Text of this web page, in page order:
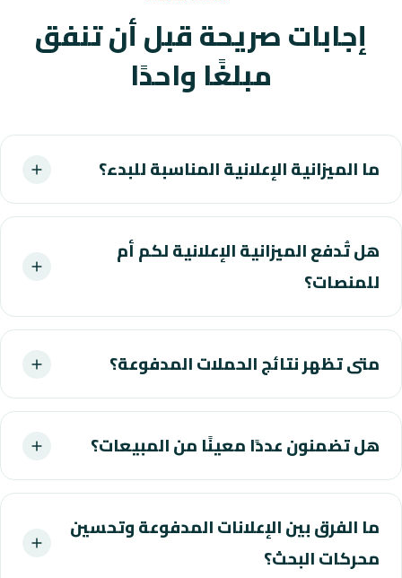
إجابات صريحة قبل أن تنفق
مبلغًا واحدًا
ما الميزانية الإعلانية المناسبة للبدء؟
هل تُدفع الميزانية الإعلانية لكم أم
للمنصات؟
متى تظهر نتائج الحملات المدفوعة؟
هل تضمنون عددًا معينًا من المبيعات؟
ما الفرق بين الإعلانات المدفوعة وتحسين
محركات البحث؟